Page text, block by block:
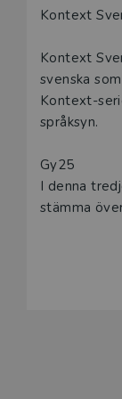
Kontext
Kontext
svenska
Kontext-
språksyn.
Gy25
I denna
stämma
finns ett